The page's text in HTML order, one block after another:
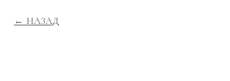
НАЗАД